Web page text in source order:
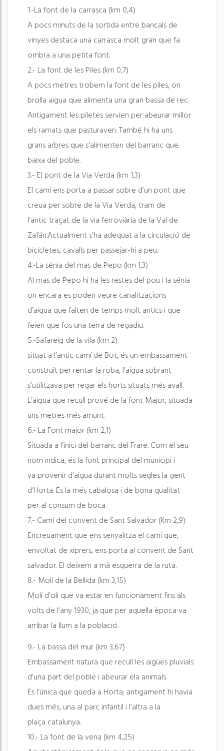
1.-La font de la carrasca (km 0,4)
A pocs minuts de la sortida entre bancals de
vinyes destaca una carrasca molt gran que fa
ombra a una petita font.
2.- La font de les Piles (km 0,7)
A pocs metres trobem la font de les piles, on
brolla aigua que alimenta una gran bassa de rec.
Antigament les piletes servien per abeurar millor
els ramats que pasturaven. També hi ha uns
grans arbres que s’alimenten del barranc que
baixa del poble.
3.- El pont de la Via Verda (km 1,3)
El camí ens porta a passar sobre d’un pont que
creua per sobre de la Via Verda, tram de
l’antic traçat de la via ferroviària de la Val de
Zafán.Actualment s’ha adequat a la circulació de
bicicletes, cavalls per passejar-hi a peu.
4.-La sénia del mas de Pepo (km 1,3)
Al mas de Pepo hi ha les restes del pou i la sénia
on encara es poden veure canalitzacions
d’aigua que falten de temps molt antics i que
feien que fos una terra de regadiu.
5.-Safareig de la vila (km 2)
situat a l’antic camí de Bot, és un embassament
construït per rentar la roba, l’aigua sobrant
s’utilitzava per regar els horts situats més avall.
L’aigua que recull prové de la font Major, situada
uns metres més amunt.
6.- La Font major (km 2,1)
Situada a l’inici del barranc del Frare. Com el seu
nom indica, és la font principal del municipi i
va provenir d’aigua durant molts segles la gent
d’Horta. És la més cabalosa i de bona qualitat
per al consum de boca.
7.- Camí del convent de Sant Salvador (Km 2,9)
Encreuament que ens senyalitza el camí que,
envoltat de xiprers, ens porta al convent de Sant
salvador. El deixem a mà esquerra de la ruta.
8.- Molí de la Bellida (km 3,15)
Molí d’oli que va estar en funcionament fins als
volts de l’any 1930, ja que per aquella època va
arribar la llum a la població.
9.- La bassa del mur (km 3,67)
Embassament natura que recull les aigües pluvials
d’una part del poble i abeurar ela animals.
És l’única que queda a Horta; antigament hi havia
dues més, una al parc infantil i l’altra a la
plaça catalunya.
10.- La font de la vena (km 4,25)